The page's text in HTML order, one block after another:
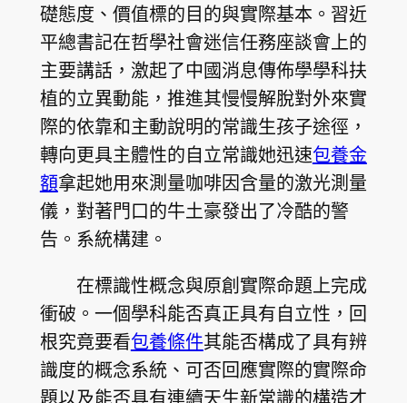
礎態度、價值標的目的與實際基本。習近
平總書記在哲學社會迷信任務座談會上的
主要講話，激起了中國消息傳佈學學科扶
植的立異動能，推進其慢慢解脫對外來實
際的依靠和主動說明的常識生孩子途徑，
轉向更具主體性的自立常識她迅速包養金
額拿起她用來測量咖啡因含量的激光測量
儀，對著門口的牛土豪發出了冷酷的警
告。系統構建。
在標識性概念與原創實際命題上完成
衝破。一個學科能否真正具有自立性，回
根究竟要看包養條件其能否構成了具有辨
識度的概念系統、可否回應實際的實際命